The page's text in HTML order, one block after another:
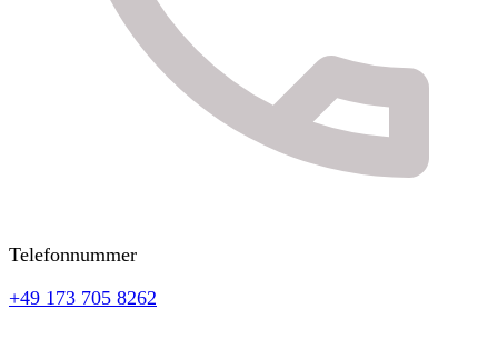
Telefonnummer
+49 173 705 8262